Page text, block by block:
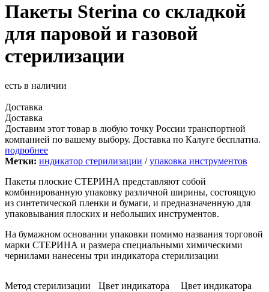
Пакеты Sterina со складкой
для паровой и газовой
стерилизации
есть в наличии
Доставка
Доставка
Доставим этот товар в любую точку России транспортной
компанией по вашему выбору. Доставка по Калуге бесплатна.
подробнее
Метки: индикатор стерилизации /упаковка инструментов
Пакеты плоские СТЕРИНА представляют собой
комбинированную упаковку различной ширины, состоящую
из синтетической пленки и бумаги, и предназначенную для
упаковывания плоских и небольших инструментов.
На бумажном основании упаковки помимо названия торговой
марки СТЕРИНА и размера специальными химическими
чернилами нанесены три индикатора стерилизации
Метод стерилизации
Цвет индикатора
Цвет индикатора